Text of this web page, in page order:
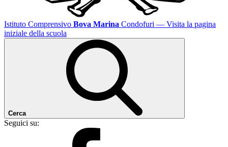
Istituto Comprensivo Bova Marina Condofuri — Visita la pagina
iniziale della scuola
Cerca
Seguici su: